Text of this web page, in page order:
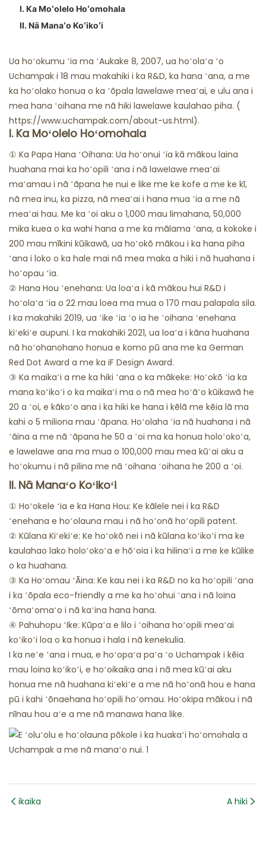
Nā Hale ʻAina ʻUhane
I. Ka Moʻolelo Hoʻomohala
II. Nā Manaʻo Koʻikoʻi
Ua hoʻokumu ʻia ma ʻAukake 8, 2007, ua hoʻolaʻa ʻo
Uchampak i 18 mau makahiki i ka R&D, ka hana ʻana, a me
ka hoʻolako honua o ka ʻōpala lawelawe meaʻai, e ulu ana i
mea hana ʻoihana me nā hiki lawelawe kaulahao piha. (
https://www.uchampak.com/about-us.html).
I. Ka Moʻolelo Hoʻomohala
① Ka Papa Hana ʻOihana: Ua hoʻonui ʻia kā mākou laina
huahana mai ka hoʻopili ʻana i nā lawelawe meaʻai
maʻamau i nā ʻāpana he nui e like me ke kofe a me ke kī,
nā mea inu, ka pizza, nā meaʻai i hana mua ʻia a me nā
meaʻai hau. Me ka ʻoi aku o 1,000 mau limahana, 50,000
mika kuea o ka wahi hana a me ka mālama ʻana, a kokoke i
200 mau mīkini kūikawā, ua hoʻokō mākou i ka hana piha
ʻana i loko o ka hale mai nā mea maka a hiki i nā huahana i
hoʻopau ʻia.
② Hana Hou ʻenehana: Ua loaʻa i kā mākou hui R&D i
hoʻolaʻa ʻia o 22 mau loea ma mua o 170 mau palapala sila.
I ka makahiki 2019, ua ʻike ʻia ʻo ia he ʻoihana ʻenehana
kiʻekiʻe aupuni. I ka makahiki 2021, ua loaʻa i kāna huahana
nā hoʻohanohano honua e komo pū ana me ka German
Red Dot Award a me ka iF Design Award.
③ Ka maikaʻi a me ka hiki ʻana o ka mākeke: Hoʻokō ʻia ka
mana koʻikoʻi o ka maikaʻi ma o nā mea hoʻāʻo kūikawā he
20 a ʻoi, e kākoʻo ana i ka hiki ke hana i kēlā me kēia lā ma
kahi o 5 miliona mau ʻāpana. Hoʻolaha ʻia nā huahana i nā
ʻāina a me nā ʻāpana he 50 a ʻoi ma ka honua holoʻokoʻa,
e lawelawe ana ma mua o 100,000 mau mea kūʻai aku a
hoʻokumu i nā pilina me nā ʻoihana ʻoihana he 200 a ʻoi.
II. Nā Manaʻo Koʻikoʻi
① Hoʻokele ʻia e ka Hana Hou: Ke kālele nei i ka R&D
ʻenehana e hoʻolauna mau i nā hoʻonā hoʻopili patent.
② Kūlana Kiʻekiʻe: Ke hoʻokō nei i nā kūlana koʻikoʻi ma ke
kaulahao lako holoʻokoʻa e hōʻoia i ka hilinaʻi a me ke kūlike
o ka huahana.
③ Ka Hoʻomau ʻĀina: Ke kau nei i ka R&D no ka hoʻopili ʻana
i ka ʻōpala eco-friendly a me ka hoʻohui ʻana i nā loina
ʻōmaʻomaʻo i nā kaʻina hana hana.
④ Pahuhopu ʻIke: Kūpaʻa e lilo i ʻoihana hoʻopili meaʻai
koʻikoʻi loa o ka honua i hala i nā kenekulia.
I ka neʻe ʻana i mua, e hoʻopaʻa paʻa ʻo Uchampak i kēia
mau loina koʻikoʻi, e hoʻoikaika ana i nā mea kūʻai aku
honua me nā huahana kiʻekiʻe a me nā hoʻonā hou e hana
pū i kahi ʻōnaehana hoʻopili hoʻomau. Hoʻokipa mākou i nā
nīnau hou aʻe a me nā manawa hana like.
ikaika A hiki